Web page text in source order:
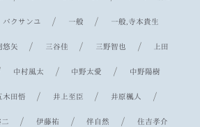
パクサンユ / 一般 / 一般,寺本貴生
悠矢 / 三谷佳 / 三野智也 / 上田
中村風太 / 中野太愛 / 中野陽樹
木田悟 / 井上至臣 / 井原楓人 /
/伊藤祐 /伴自然 / 住吉孝介